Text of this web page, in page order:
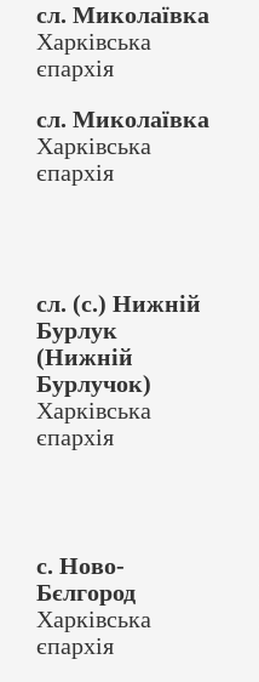
сл. Миколаївка
Харківська
єпархія
сл. Миколаївка
Харківська
єпархія
сл. (с.) Нижній
Бурлук
(Нижній
Бурлучок)
Харківська
єпархія
с. Ново-
Бєлгород
Харківська
єпархія